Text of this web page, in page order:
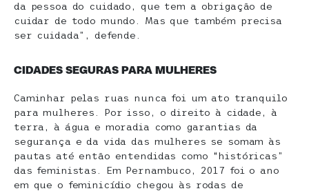
da pessoa do cuidado, que tem a obrigação de
cuidar de todo mundo. Mas que também precisa
ser cuidada”, defende.
CIDADES SEGURAS PARA MULHERES
Caminhar pelas ruas nunca foi um ato tranquilo
para mulheres. Por isso, o direito à cidade, à
terra, à água e moradia como garantias da
segurança e da vida das mulheres se somam às
pautas até então entendidas como “históricas”
das feministas. Em Pernambuco, 2017 foi o ano
em que o feminicídio chegou às rodas de